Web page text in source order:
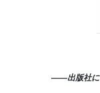
――出版社に